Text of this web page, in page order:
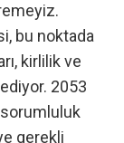
bu noktada
kirlilik ve
2053
gerekli